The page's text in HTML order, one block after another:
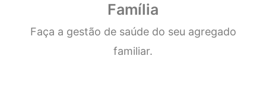
Família
Faça a gestão de saúde do seu agregado
familiar.